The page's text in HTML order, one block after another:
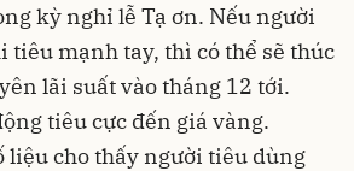
kỳ nghỉ lễ Tạ ơn. Nếu người
tiêu mạnh tay, thì có thể sẽ thúc
lãi suất vào tháng 12 tới.
tiêu cực đến giá vàng.
liệu cho thấy người tiêu dùng